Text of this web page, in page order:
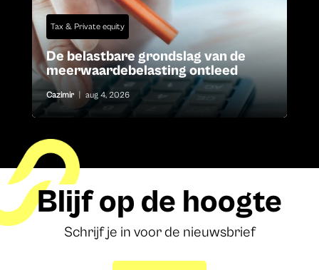
Tax & Private equity
De belastbare grondslag van de
meerwaardebelasting ontleed
Cazimir aug 4, 2026
Blijf op de hoogte
Schrijf je in voor de nieuwsbrief